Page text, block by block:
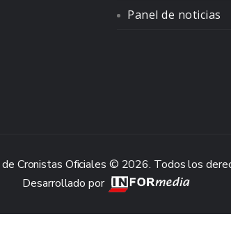
Panel de noticias
de Cronistas Oficiales © 2026. Todos los
Desarrollado por